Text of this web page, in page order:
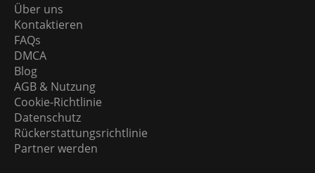
Über uns
Kontaktieren
FAQs
DMCA
Blog
AGB & Nutzung
Cookie-Richtlinie
Datenschutz
Rückerstattungsrichtlinie
Partner werden